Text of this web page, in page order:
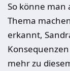
So könne man
Thema
erkannt,
mehr zu